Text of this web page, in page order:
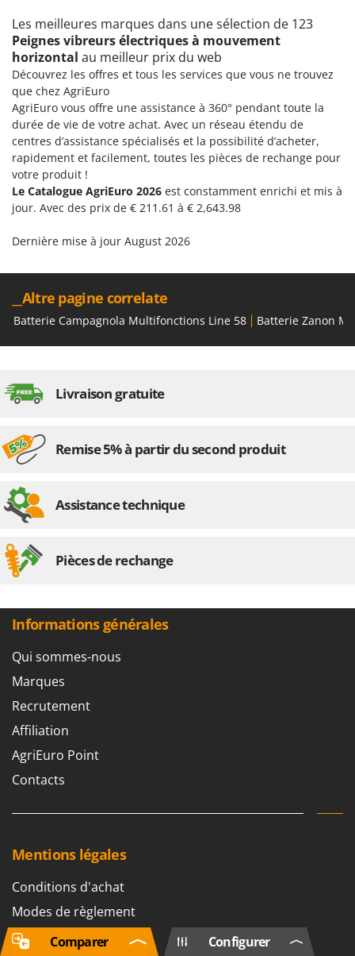
Les meilleures marques dans une sélection de 123
Peignes vibreurs électriques à mouvement
horizontal au meilleur prix du web
Découvrez les offres et tous les services que vous ne trouvez
que chez AgriEuro
AgriEuro vous offre une assistance à 360° pendant toute la
durée de vie de votre achat. Avec un réseau étendu de
centres d’assistance spécialisés et la possibilité d’acheter,
rapidement et facilement, toutes les pièces de rechange pour
votre produit !
Le Catalogue AgriEuro 2026 est constamment enrichi et mis à
jour. Avec des prix de € 211.61 à € 2,643.98
Dernière mise à jour August 2026
__Altre pagine correlate
Batterie Campagnola Multifonctions Line 58 Batterie Zanon
Livraison gratuite
Remise 5% à partir du second produit
Assistance technique
Pièces de rechange
Informations générales
Qui sommes-nous
Marques
Recrutement
Affiliation
AgriEuro Point
Contacts
Mentions légales
Conditions d'achat
Modes de règlement
Garantie Légale
Configurer
Comparer